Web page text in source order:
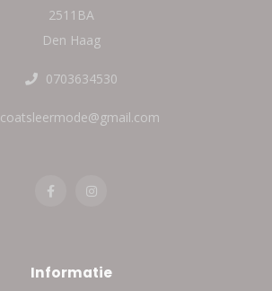
2511BA
Den Haag
0703634530
coatsleermode@gmail.com
Informatie